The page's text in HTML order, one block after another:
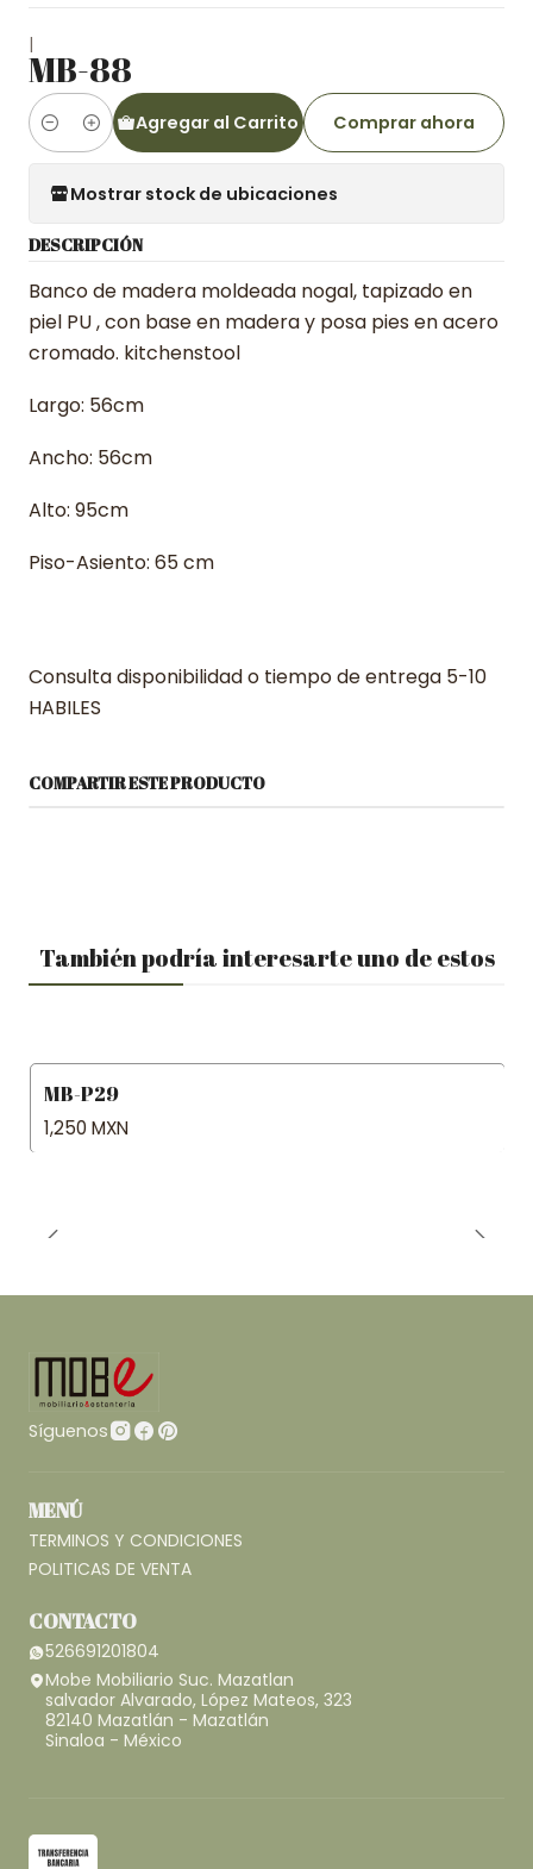
|
MB-88
Cantidad
Agregar al Carrito Comprar ahora
Mostrar stock de ubicaciones
DESCRIPCIÓN
Banco de madera moldeada nogal, tapizado en
piel PU , con base en madera y posa pies en acero
cromado. kitchenstool
Largo: 56cm
Ancho: 56cm
Alto: 95cm
Piso-Asiento: 65 cm
Consulta disponibilidad o tiempo de entrega 5-10
HABILES
COMPARTIR ESTE PRODUCTO
También podría interesarte uno de estos
MB-P29
1,250 MXN
Síguenos
MENÚ
TERMINOS Y CONDICIONES
POLITICAS DE VENTA
CONTACTO
526691201804
Mobe Mobiliario Suc. Mazatlan
salvador Alvarado, López Mateos, 323
82140 Mazatlán - Mazatlán
Sinaloa - México